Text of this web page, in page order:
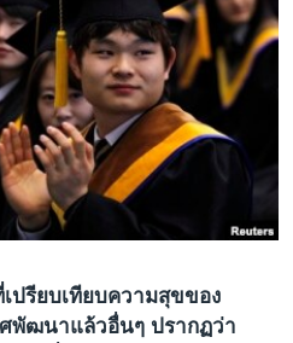
ปรียบเทียบความสุขของ
ศพัฒนาแล้วอื่นๆ ปรากฏว่า